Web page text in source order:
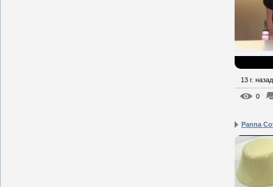
13 г. назад
0
Panna